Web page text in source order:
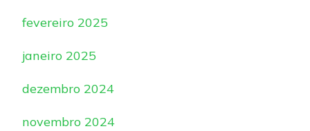
fevereiro 2025
janeiro 2025
dezembro 2024
novembro 2024